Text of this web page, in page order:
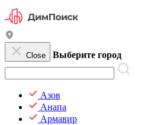
Close Выберите город
Азов
Анапа
Армавир